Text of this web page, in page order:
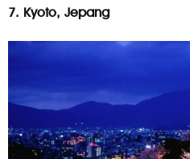
7. Kyoto, Jepang